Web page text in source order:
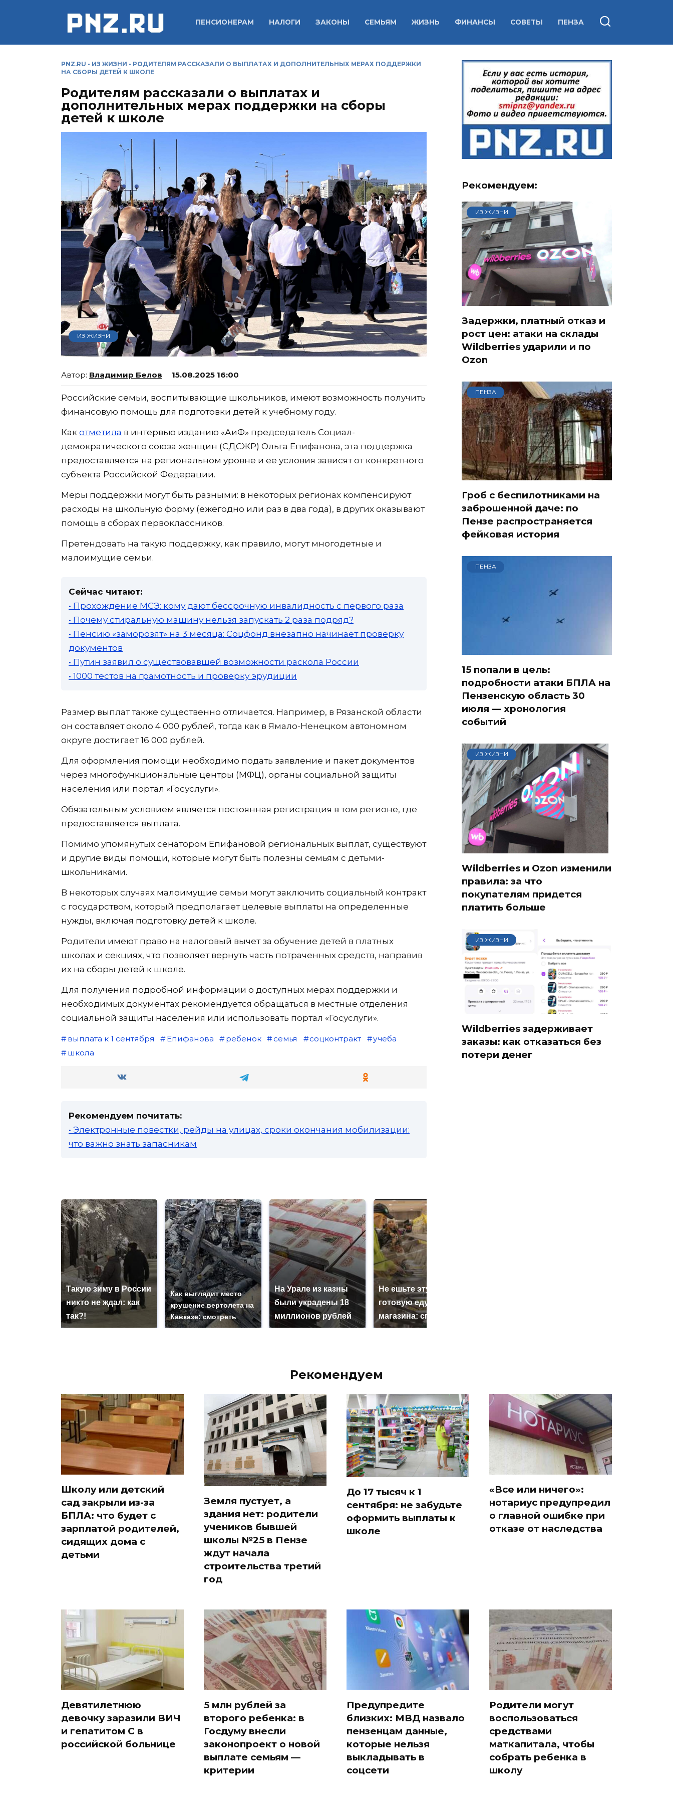
ПЕНСИОНЕРАМ НАЛОГИ ЗАКОНЫ СЕМЬЯМ ЖИЗНЬ ФИНАНСЫ СОВЕТЫ ПЕНЗА
PNZ.RU - ИЗ ЖИЗНИ - РОДИТЕЛЯМ РАССКАЗАЛИ О ВЫПЛАТАХ И ДОПОЛНИТЕЛЬНЫХ МЕРАХ ПОДДЕРЖКИ
НА СБОРЫ ДЕТЕЙ К ШКОЛЕ
Родителям рассказали о выплатах и
дополнительных мерах поддержки на сборы
детей к школе
ИЗ ЖИЗНИ
Владимир Белов 15.08.2025 16:00
Российские семьи, воспитывающие школьников, имеют возможность получить
финансовую помощь для подготовки детей к учебному году.
Как отметила в интервью изданию «АиФ» председатель Социал-
демократического союза женщин (СДСЖР) Ольга Епифанова, эта поддержка
предоставляется на региональном уровне и ее условия зависят от конкретного
субъекта Российской Федерации.
Меры поддержки могут быть разными: в некоторых регионах компенсируют
расходы на школьную форму (ежегодно или раз в два года), в других оказывают
помощь в сборах первоклассников.
Претендовать на такую поддержку, как правило, могут многодетные и
малоимущие семьи.
Сейчас читают:
• Прохождение МСЭ: кому дают бессрочную инвалидность с первого раза
• Почему стиральную машину нельзя запускать 2 раза подряд?
• Пенсию «заморозят» на 3 месяца: Соцфонд внезапно начинает проверку
документов
• Путин заявил о существовавшей возможности раскола России
• 1000 тестов на грамотность и проверку эрудиции
Размер выплат также существенно отличается. Например, в Рязанской области
он составляет около 4 000 рублей, тогда как в Ямало-Ненецком автономном
округе достигает 16 000 рублей.
Для оформления помощи необходимо подать заявление и пакет документов
через многофункциональные центры (МФЦ), органы социальной защиты
населения или портал «Госуслуги».
Обязательным условием является постоянная регистрация в том регионе, где
предоставляется выплата.
Помимо упомянутых сенатором Епифановой региональных выплат, существуют
и другие виды помощи, которые могут быть полезны семьям с детьми-
школьниками.
В некоторых случаях малоимущие семьи могут заключить социальный контракт
с государством, который предполагает целевые выплаты на определенные
нужды, включая подготовку детей к школе.
Родители имеют право на налоговый вычет за обучение детей в платных
школах и секциях, что позволяет вернуть часть потраченных средств, направив
их на сборы детей к школе.
Для получения подробной информации о доступных мерах поддержки и
необходимых документах рекомендуется обращаться в местные отделения
социальной защиты населения или использовать портал «Госуслуги».
выплата к 1 сентября Епифанова ребенок семья соцконтракт
учеба
школа
Рекомендуем почитать:
• Электронные повестки, рейды на улицах, сроки окончания мобилизации:
что важно знать запасникам
Такую зиму в России
никто не ждал: как
так?!
Как выглядит место
крушение вертолета на
Кавказе: смотреть
На Урале из казны
были украдены 18
миллионов рублей
Не ешьте эту
готовую еду из
магазина: список
Рекомендуем:
ИЗ ЖИЗНИ
Задержки, платный отказ и
рост цен: атаки на склады
Wildberries ударили и по
Ozon
ПЕНЗА
Гроб с беспилотниками на
заброшенной даче: по
Пензе распространяется
фейковая история
ПЕНЗА
15 попали в цель:
подробности атаки БПЛА на
Пензенскую область 30
июля — хронология
событий
ИЗ ЖИЗНИ
Wildberries и Ozon изменили
правила: за что
покупателям придется
платить больше
ИЗ ЖИЗНИ
Wildberries задерживает
заказы: как отказаться без
потери денег
Рекомендуем
Школу или детский
сад закрыли из-за
БПЛА: что будет с
зарплатой родителей,
сидящих дома с
детьми
Земля пустует, а
здания нет: родители
учеников бывшей
школы №25 в Пензе
ждут начала
строительства третий
год
До 17 тысяч к 1
сентября: не забудьте
оформить выплаты к
школе
«Все или ничего»:
нотариус предупредил
о главной ошибке при
отказе от наследства
Девятилетнюю
девочку заразили ВИЧ
и гепатитом С в
российской больнице
5 млн рублей за
второго ребенка: в
Госдуму внесли
законопроект о новой
выплате семьям —
критерии
Предупредите
близких: МВД назвало
пензенцам данные,
которые нельзя
выкладывать в
соцсети
Родители могут
воспользоваться
средствами
маткапитала, чтобы
собрать ребенка в
школу